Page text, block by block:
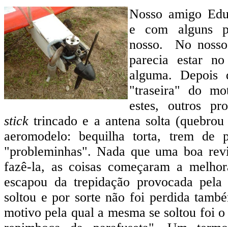
Nosso amigo
e com alguns
nosso. No
parecia estar
alguma. Depois
"traseira" do
estes, outros
stick trincado e a antena solta
aeromodelo: bequilha torta, trem de
"probleminhas". Nada que uma boa
fazê-la, as coisas começaram a
escapou da trepidação provocada
soltou e por sorte não foi perdida
motivo pela qual a mesma se soltou foi